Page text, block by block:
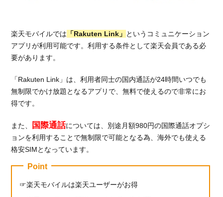
楽天モバイルでは 「Rakuten Link」 というコミュニケーション
アプリが利用可能です。利用する条件として楽天会員である必
要があります。
「Rakuten Link」は、利用者同士の国内通話が24時間いつでも
無制限でかけ放題となるアプリで、無料で使えるので非常にお
得です。
また、 国際通話については、別途月額980円の国際通話オプシ
ョンを利用することで無制限で可能となる為、海外でも使える
格安SIMとなっています。
Point
楽天モバイルは楽天ユーザーがお得